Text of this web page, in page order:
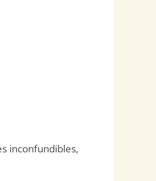
inconfundibles,